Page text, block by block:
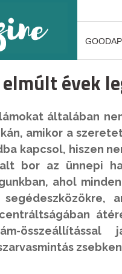
elmúlt évek
általában
amikor a
kapcsol, hiszen
bor az ünnepi
ahol
segédeszközökre,